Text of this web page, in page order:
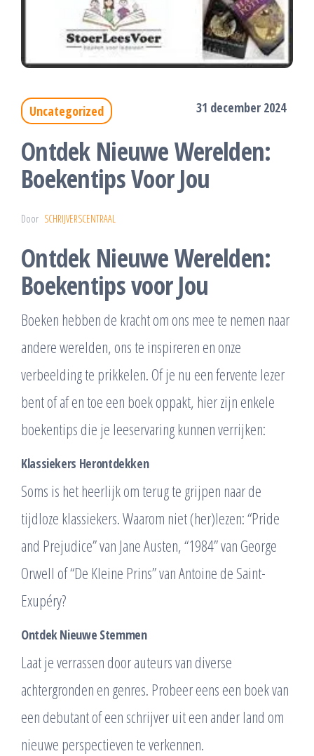
Uncategorized 31 december 2024
Ontdek Nieuwe Werelden:
Boekentips Voor Jou
Door SCHRIJVERSCENTRAAL
Ontdek Nieuwe Werelden:
Boekentips voor Jou
Boeken hebben de kracht om ons mee te nemen naar
andere werelden, ons te inspireren en onze
verbeelding te prikkelen. Of je nu een fervente lezer
bent of af en toe een boek oppakt, hier zijn enkele
boekentips die je leeservaring kunnen verrijken:
Klassiekers Herontdekken
Soms is het heerlijk om terug te grijpen naar de
tijdloze klassiekers. Waarom niet (her)lezen: “Pride
and Prejudice” van Jane Austen, “1984” van George
Orwell of “De Kleine Prins” van Antoine de Saint-
Exupéry?
Ontdek Nieuwe Stemmen
Laat je verrassen door auteurs van diverse
achtergronden en genres. Probeer eens een boek van
een debutant of een schrijver uit een ander land om
nieuwe perspectieven te verkennen.